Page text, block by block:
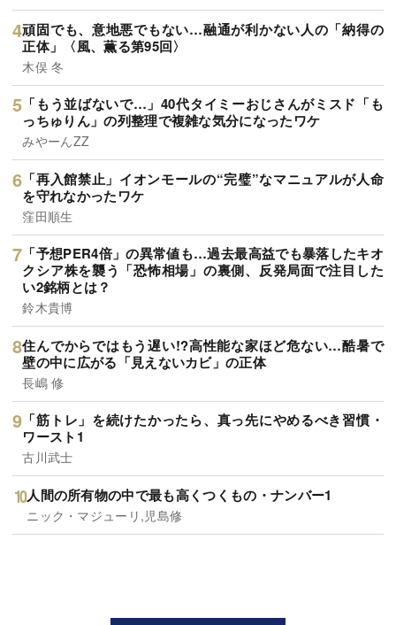
頑固でも、意地悪でもない…融通が利かない人の「納得の
正体」〈風、薫る第95回〉
木俣 冬
「もう並ばないで…」40代タイミーおじさんがミスド「も
っちゅりん」の列整理で複雑な気分になったワケ
みやーんZZ
「再入館禁止」イオンモールの“完璧”なマニュアルが人命
を守れなかったワケ
窪田順生
「予想PER4倍」の異常値も…過去最高益でも暴落したキオ
クシア株を襲う「恐怖相場」の裏側、反発局面で注目した
い2銘柄とは？
鈴木貴博
住んでからではもう遅い!?高性能な家ほど危ない…酷暑で
壁の中に広がる「見えないカビ」の正体
長嶋 修
「筋トレ」を続けたかったら、真っ先にやめるべき習慣・
ワースト1
古川武士
人間の所有物の中で最も高くつくもの・ナンバー1
ニック・マジューリ,児島修